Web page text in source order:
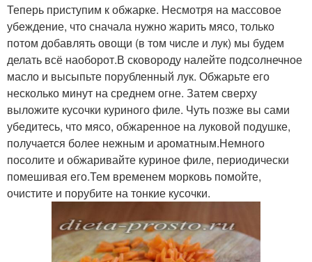
Теперь приступим к обжарке. Несмотря на массовое
убеждение, что сначала нужно жарить мясо, только
потом добавлять овощи (в том числе и лук) мы будем
делать всё наоборот.В сковороду налейте подсолнечное
масло и высыпьте порубленный лук. Обжарьте его
несколько минут на среднем огне. Затем сверху
выложите кусочки куриного филе. Чуть позже вы сами
убедитесь, что мясо, обжаренное на луковой подушке,
получается более нежным и ароматным.Немного
посолите и обжаривайте куриное филе, периодически
помешивая его.Тем временем морковь помойте,
очистите и порубите на тонкие кусочки.